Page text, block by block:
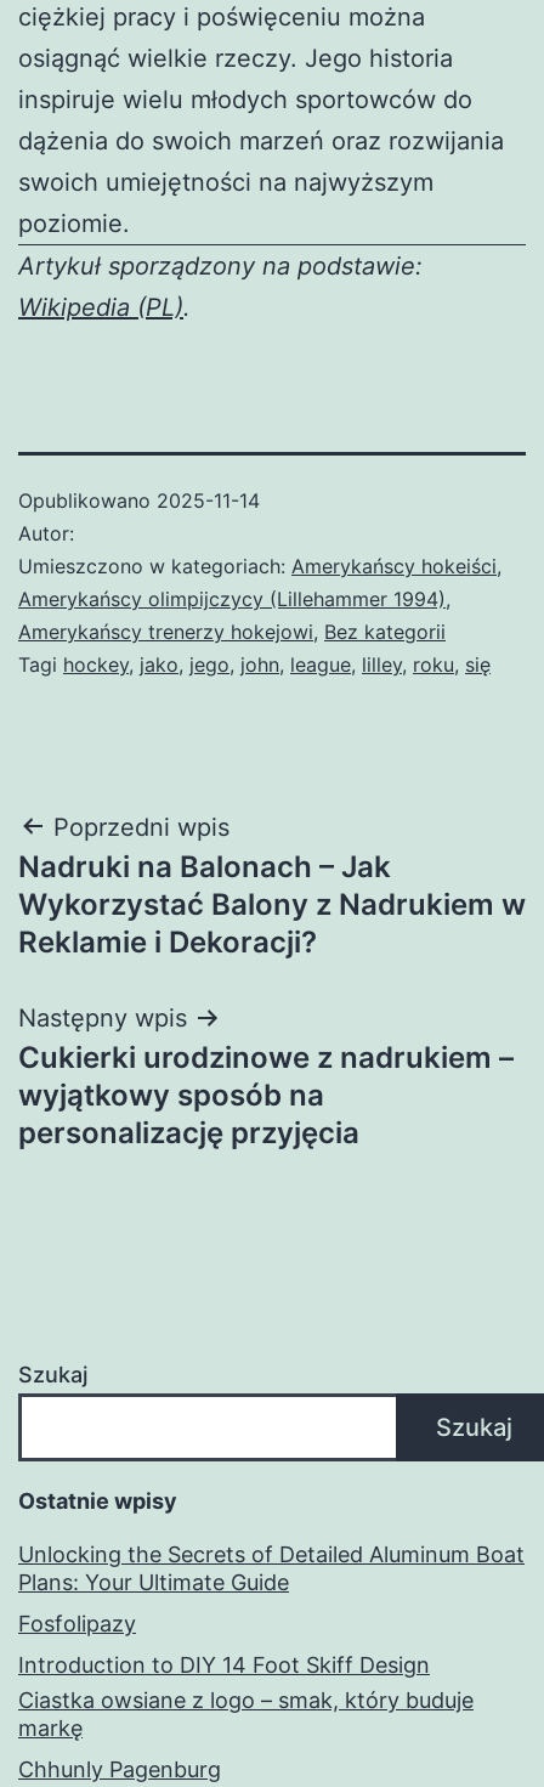
ciężkiej pracy i poświęceniu można
osiągnąć wielkie rzeczy. Jego historia
inspiruje wielu młodych sportowców do
dążenia do swoich marzeń oraz rozwijania
swoich umiejętności na najwyższym
poziomie.
Artykuł sporządzony na podstawie:
Wikipedia (PL).
Opublikowano 2025-11-14
Autor:
Umieszczono w kategoriach: Amerykańscy hokeiści,
Amerykańscy olimpijczycy (Lillehammer 1994),
Amerykańscy trenerzy hokejowi, Bez kategorii
Tagi hockey, jako, jego, john, league, lilley, roku, się
Nawigacja
wpisu
Poprzedni wpis
Nadruki na Balonach – Jak
Wykorzystać Balony z Nadrukiem w
Reklamie i Dekoracji?
Następny wpis
Cukierki urodzinowe z nadrukiem –
wyjątkowy sposób na
personalizację przyjęcia
Szukaj
Szukaj
Ostatnie wpisy
Unlocking the Secrets of Detailed Aluminum Boat
Plans: Your Ultimate Guide
Fosfolipazy
Introduction to DIY 14 Foot Skiff Design
Ciastka owsiane z logo – smak, który buduje
markę
Chhunly Pagenburg